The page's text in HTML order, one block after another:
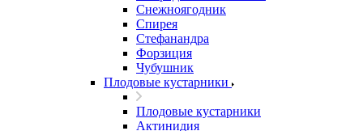
Снежноягодник
Спирея
Стефанандра
Форзиция
Чубушник
Плодовые кустарники
Плодовые кустарники
Актинидия